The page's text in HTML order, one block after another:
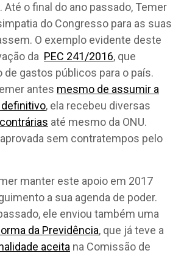
Até o final do ano passado, Temer
do Congresso para as suas
O exemplo evidente deste
da PEC 241/2016, que
gastos públicos para o país.
antes mesmo de assumir a
, ela recebeu diversas
contrárias até mesmo da ONU.
sem contratempos pelo
manter este apoio em 2017
a sua agenda de poder.
ele enviou também uma
da Previdência, que já teve a
aceita na Comissão de